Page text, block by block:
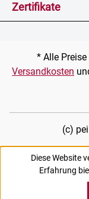
Zertifikate
* Alle
Versandkosten
(c)
Diese Website
Erfahrung